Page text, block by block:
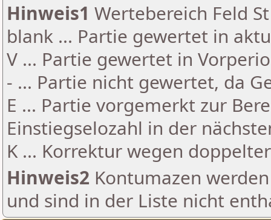
Hinweis1 Wertebereich Feld
blank ... Partie gewertet in
V ... Partie gewertet in
- ... Partie nicht gewertet, da
E ... Partie vorgemerkt zur
Einstiegselozahl in der
K ... Korrektur wegen
Hinweis2 Kontumazen
und sind in der Liste nicht